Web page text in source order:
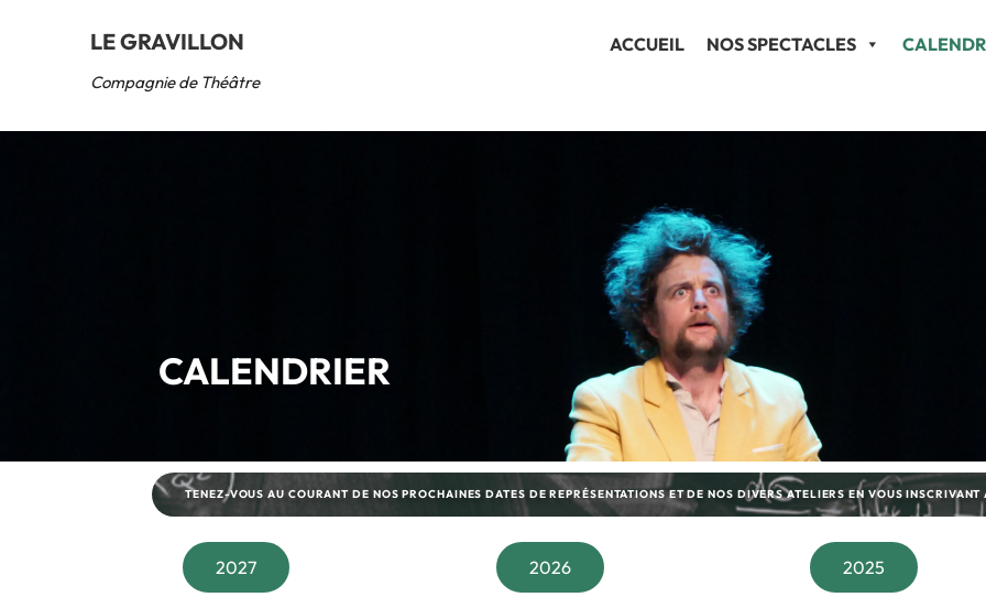
LE GRAVILLON
Compagnie de Théâtre
ACCUEIL NOS SPECTACLES
CALENDRIER
TENEZ-VOUS AU COURANT DE NOS PROCHAINES DATES DE REPRÉSENTATIONS ET DE NOS DIVERS ATELIERS EN VOUS
2027 2026 2025